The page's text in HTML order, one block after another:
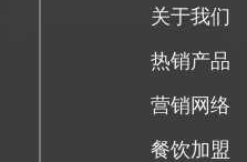
关于我们
热销产品
营销网络
餐饮加盟